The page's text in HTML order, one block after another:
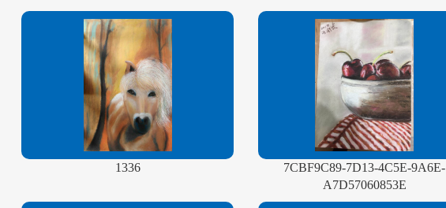
1336
7CBF9C89-7D13-4C5E-9A6E-
A7D57060853E